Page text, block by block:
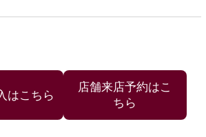
店舗来店予約はこ
ちら